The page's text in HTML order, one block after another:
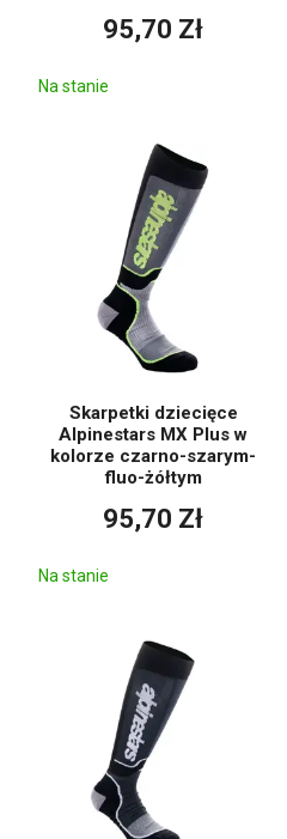
95,70 Zł
Na stanie
Skarpetki dziecięce
Alpinestars MX Plus w
kolorze czarno-szarym-
fluo-żółtym
95,70 Zł
Na stanie